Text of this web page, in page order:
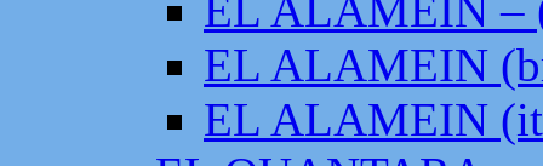
EL ALAMEIN
EL ALAMEIN